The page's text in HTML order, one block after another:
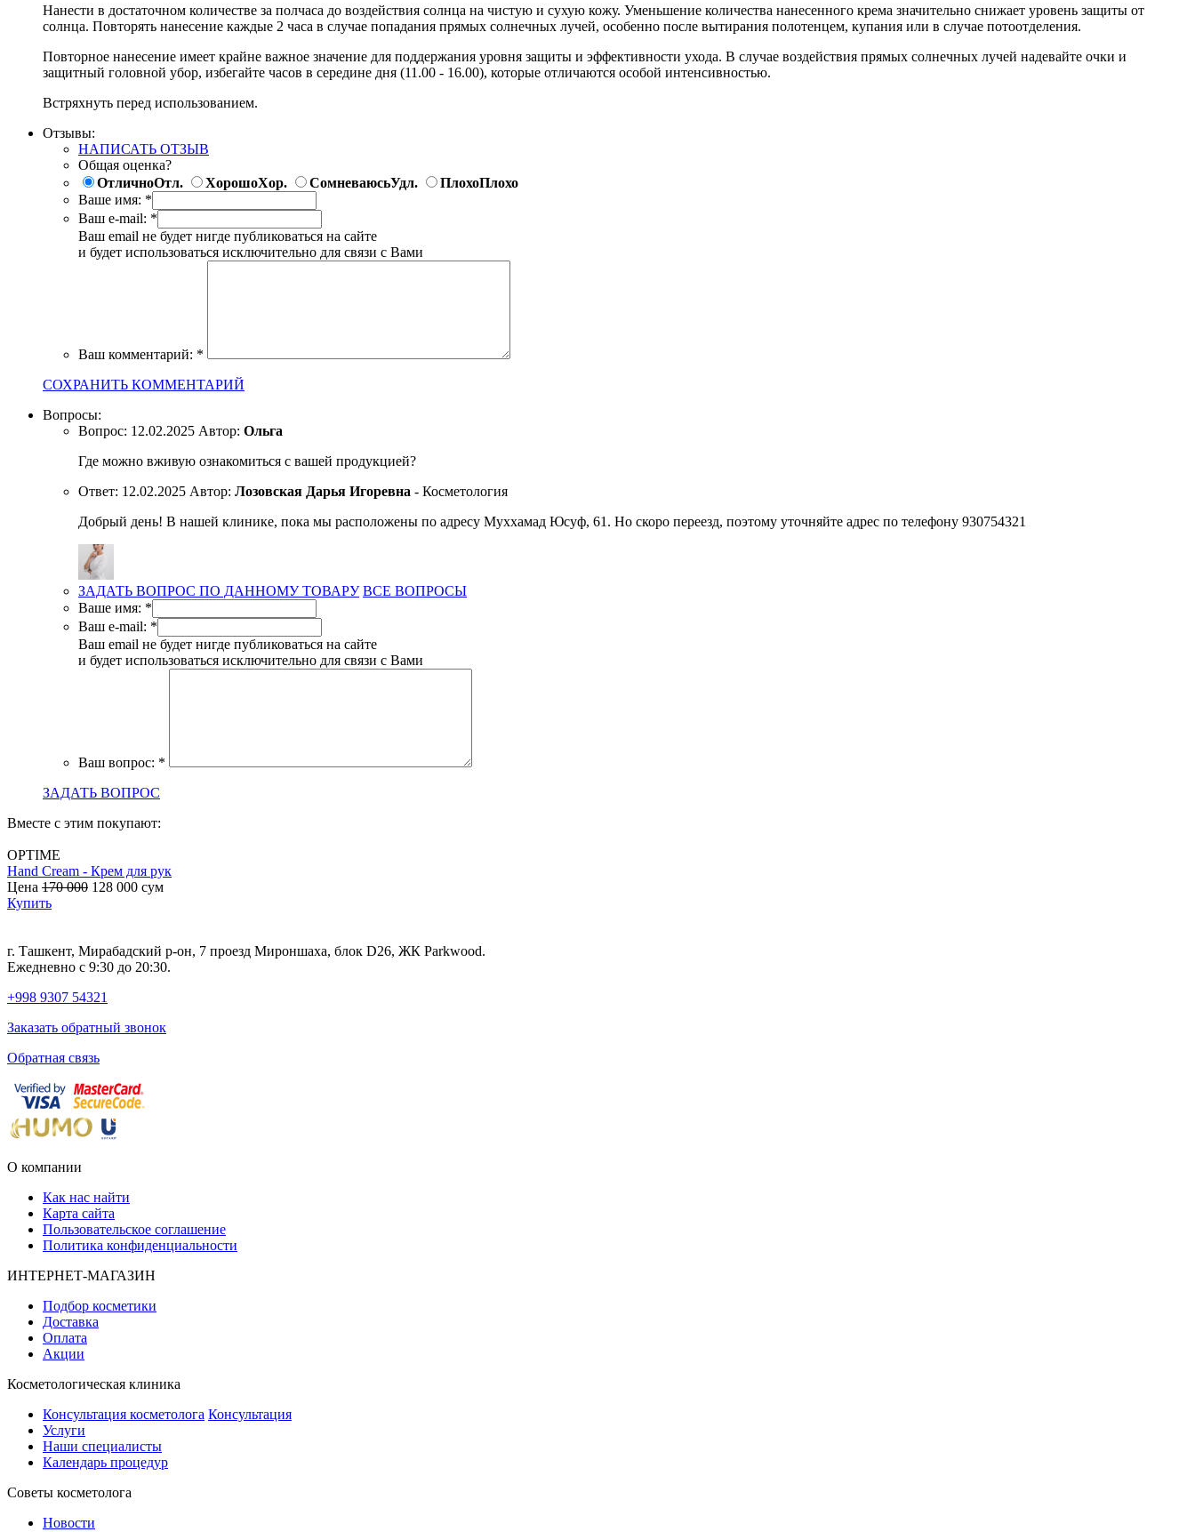
Нанести в достаточном количестве за полчаса до воздействия солнца на чистую и сухую кожу. Уменьшение количества нанесенного крема значительно снижает уровень защиты от
солнца. Повторять нанесение каждые 2 часа в случае попадания прямых солнечных лучей, особенно после вытирания полотенцем, купания или в случае потоотделения.
Повторное нанесение имеет крайне важное значение для поддержания уровня защиты и эффективности ухода. В случае воздействия прямых солнечных лучей надевайте очки и
защитный головной убор, избегайте часов в середине дня (11.00 - 16.00), которые отличаются особой интенсивностью.
Встряхнуть перед использованием.
Отзывы:
НАПИСАТЬ ОТЗЫВ
Общая оценка?
ОтличноОтл. ХорошоХор. СомневаюсьУдл. ПлохоПлохо
Ваше имя: *
Ваш e-mail: *
Ваш email не будет нигде публиковаться на сайте
и будет использоваться исключительно для связи с Вами
Ваш комментарий: *
СОХРАНИТЬ КОММЕНТАРИЙ
Вопросы:
Вопрос: 12.02.2025 Автор: Ольга
Где можно вживую ознакомиться с вашей продукцией?
Ответ: 12.02.2025 Автор: Лозовская Дарья Игоревна - Косметология
Добрый день! В нашей клинике, пока мы расположены по адресу Муххамад Юсуф, 61. Но скоро переезд, поэтому уточняйте адрес по телефону 930754321
ЗАДАТЬ ВОПРОС ПО ДАННОМУ ТОВАРУ ВСЕ ВОПРОСЫ
Ваше имя: *
Ваш e-mail: *
Ваш email не будет нигде публиковаться на сайте
и будет использоваться исключительно для связи с Вами
Ваш вопрос: *
ЗАДАТЬ ВОПРОС
Вместе с этим покупают:
OPTIME
Hand Cream - Крем для рук
Цена 170 000 128 000 сум
Купить
г. Ташкент, Мирабадский р-он, 7 проезд Мироншаха, блок D26, ЖК Раrkwood.
Ежедневно с 9:30 до 20:30.
+998 9307 54321
Заказать обратный звонок
Обратная связь
О компании
Как нас найти
Карта сайта
Пользовательское соглашение
Политика конфиденциальности
ИНТЕРНЕТ-МАГАЗИН
Подбор косметики
Доставка
Оплата
Акции
Косметологическая клиника
Консультация косметолога Консультация
Услуги
Наши специалисты
Календарь процедур
Cоветы косметолога
Новости